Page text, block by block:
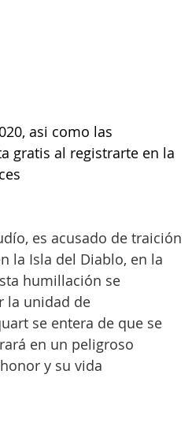
asi como las
gratis al registrarte en la
es acusado de traición
la Isla del Diablo, en la
humillación se
la unidad de
se entera de que se
en un peligroso
y su vida